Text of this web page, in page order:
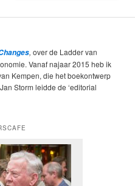
, over de Ladder van
Vanaf najaar 2015 heb ik
Kempen, die het boekontwerp
Storm leidde de ‘editorial